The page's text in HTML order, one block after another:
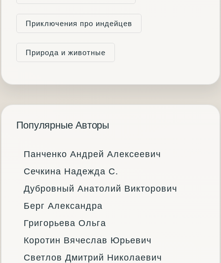
Приключения про индейцев
Природа и животные
Популярные Авторы
Панченко Андрей Алексеевич
Сечкина Надежда С.
Дубровный Анатолий Викторович
Берг Александра
Григорьева Ольга
Коротин Вячеслав Юрьевич
Светлов Дмитрий Николаевич